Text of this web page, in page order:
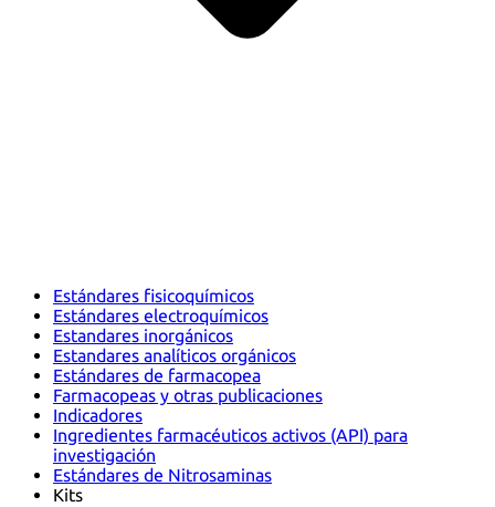
Estándares fisicoquímicos
Estándares electroquímicos
Estandares inorgánicos
Estandares analíticos orgánicos
Estándares de farmacopea
Farmacopeas y otras publicaciones
Indicadores
Ingredientes farmacéuticos activos (API) para
investigación
Estándares de Nitrosaminas
Kits